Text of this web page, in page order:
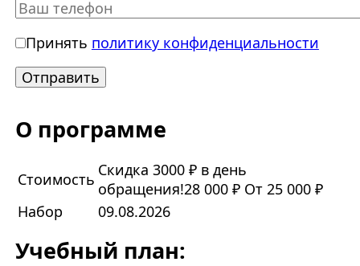
Принять политику конфиденциальности
О программе
Стоимость Скидка 3000 ₽ в день
обращения!28 000 ₽ От 25 000 ₽
Набор
09.08.2026
Учебный план: